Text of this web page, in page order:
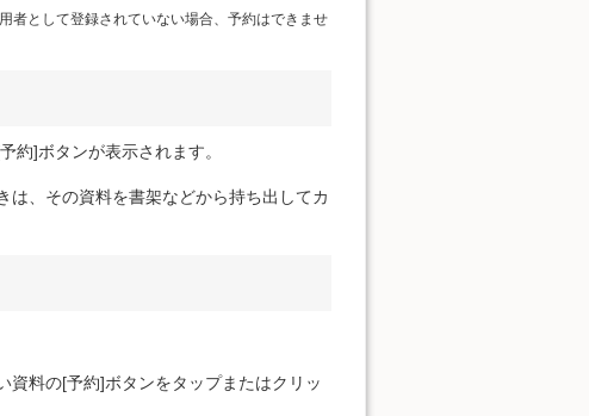
者として登録されていない場合、予約はできませ
約]ボタンが表示されます。
は、その資料を書架などから持ち出してカ
資料の[予約]ボタンをタップまたはクリッ